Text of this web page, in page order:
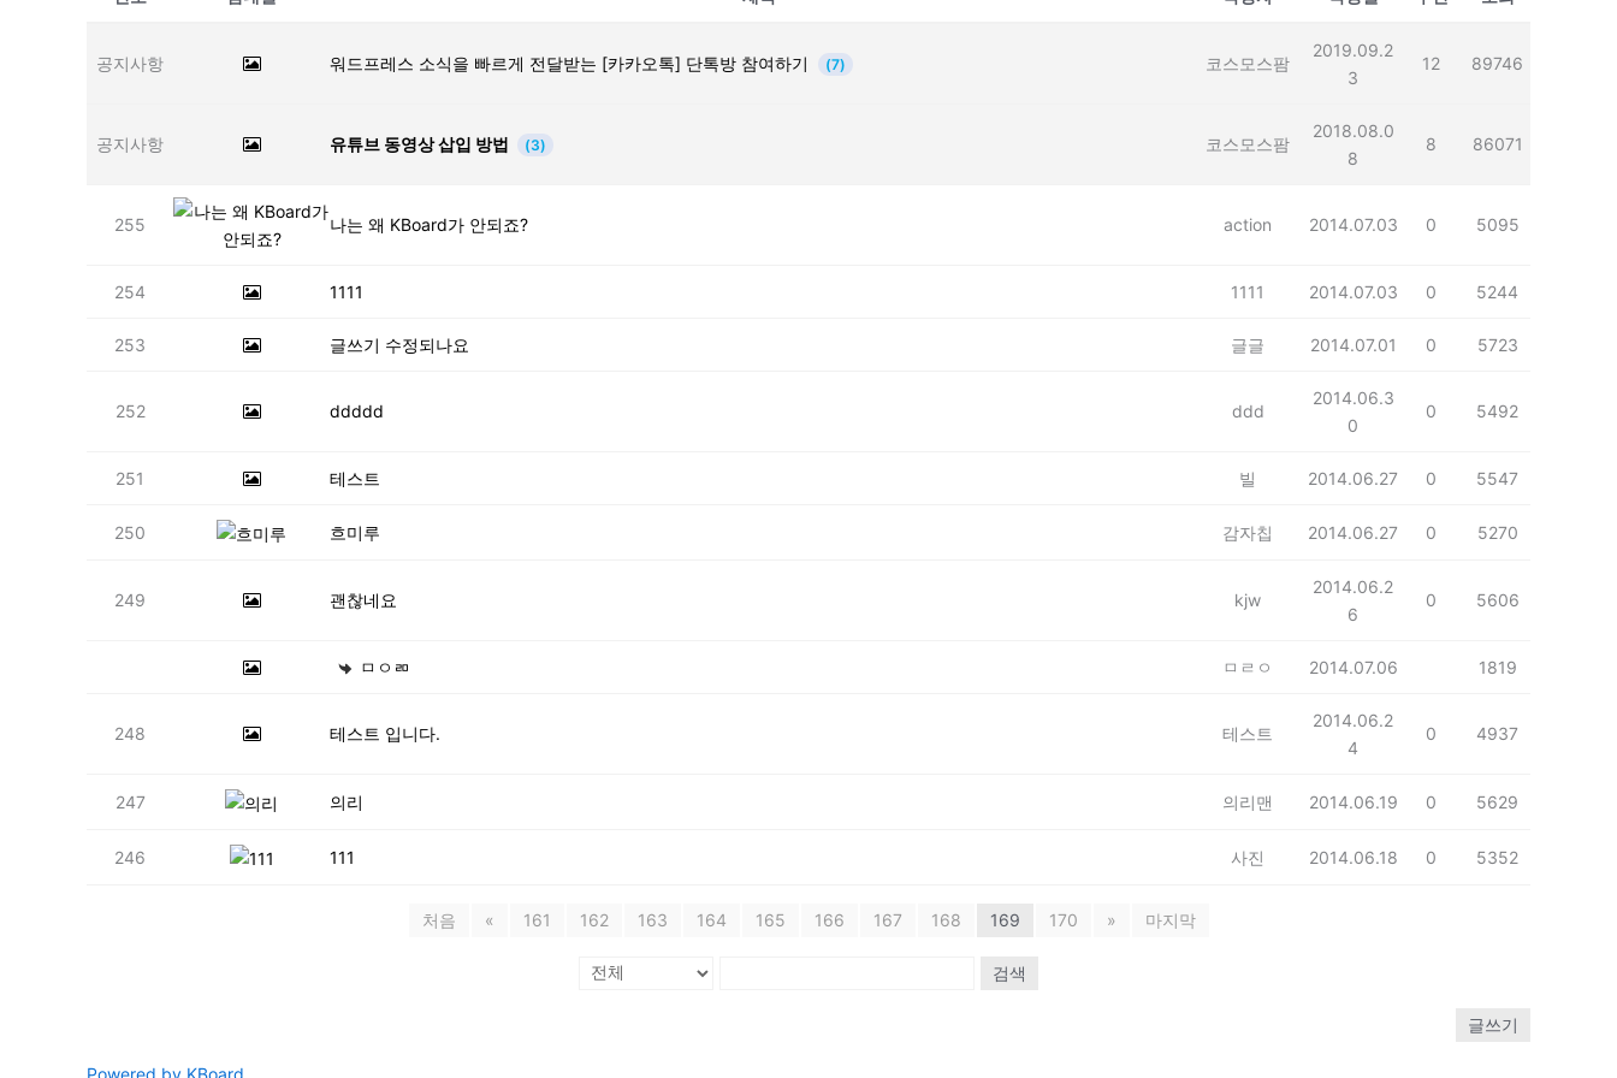
공지사항 워드프레스 소식을 빠르게 전달받는 [카카오톡] 단톡방 참여하기 (7) 코스모스팜
2019.09.2
3
12 89746
공지사항 유튜브 동영상 삽입 방법 (3) 코스모스팜
2018.08.0
8
8 86071
255 나는 왜 KBoard가 안되죠? action 2014.07.03 0 5095
254 1111 1111 2014.07.03 0 5244
253 글쓰기 수정되나요 글글 2014.07.01 0 5723
252 ddddd ddd
2014.06.3
0
0 5492
251 테스트 빌 2014.06.27 0 5547
250 흐미루 감자칩 2014.06.27 0 5270
249 괜찮네요 kjw
2014.06.2
6
0 5606
ㅁㅇㄻ ㅁㄹㅇ 2014.07.06 1819
248 테스트 입니다. 테스트
2014.06.2
4
0 4937
247 의리 의리맨 2014.06.19 0 5629
246 111 사진 2014.06.18 0 5352
처음 « 161 162 163 164 165 166 167 168 169 170 » 마지막
검색
글쓰기